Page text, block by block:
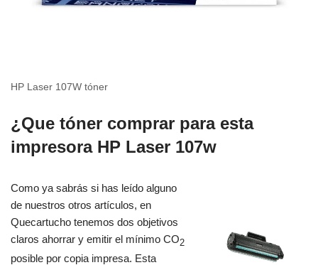
HP Laser 107W tóner
¿Que tóner comprar para esta
impresoraHP Laser 107w
Como ya sabrás si has leído alguno
de nuestros otros artículos, en
Quecartucho tenemos dos objetivos
claros ahorrar y emitir el mínimo CO2
posible por copia impresa. Esta